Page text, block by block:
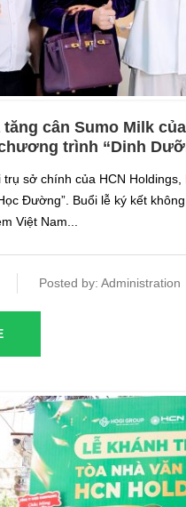
cân Sumo Milk
trình “Dinh
trụ sở chính của HCN
Đường”. Buổi lễ ký kết
Việt Nam...
Posted by: Administration